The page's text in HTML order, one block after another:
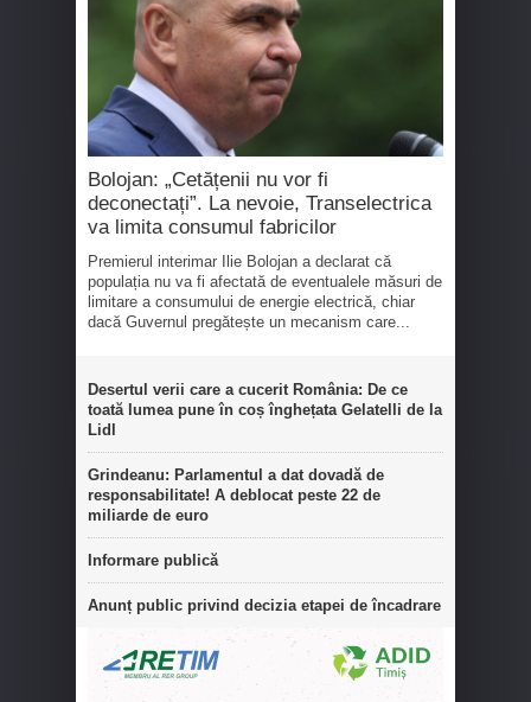
Bolojan: „Cetățenii nu vor fi
deconectați”. La nevoie, Transelectrica
va limita consumul fabricilor
Premierul interimar Ilie Bolojan a declarat că
populația nu va fi afectată de eventualele măsuri de
limitare a consumului de energie electrică, chiar
dacă Guvernul pregătește un mecanism care...
Desertul verii care a cucerit România: De ce
toată lumea pune în coș înghețata Gelatelli de la
Lidl
Grindeanu: Parlamentul a dat dovadă de
responsabilitate! A deblocat peste 22 de
miliarde de euro
Informare publică
Anunț public privind decizia etapei de încadrare